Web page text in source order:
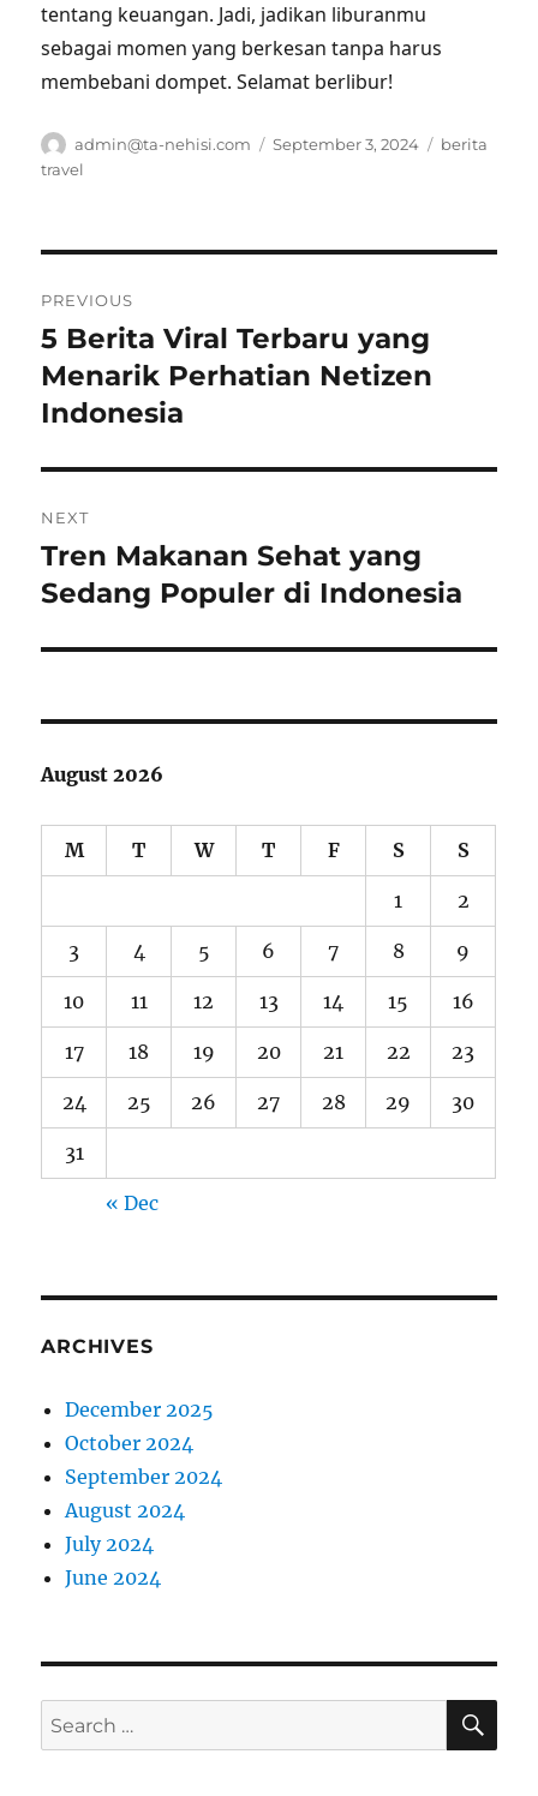
tentang keuangan. Jadi, jadikan liburanmu
sebagai momen yang berkesan tanpa harus
membebani dompet. Selamat berlibur!
Author
admin@ta-nehisi.com
Posted
September 3, 2024 Tags
berita
travel
navigation
PREVIOUS
Previous
post:
5 Berita Viral Terbaru yang
Menarik Perhatian Netizen
Indonesia
NEXT
Next
post:
Tren Makanan Sehat yang
Sedang Populer di Indonesia
August 2026
M T W T F S S
1 2
3 4 5 6 7 8 9
10 11 12 13 14 15 16
17 18 19 20 21 22 23
24 25 26 27 28 29 30
31
« Dec
ARCHIVES
December 2025
October 2024
September 2024
August 2024
July 2024
June 2024
Search
for: